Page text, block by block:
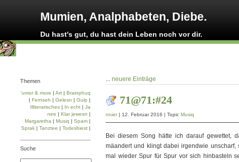
Mumien, Analphabeten, Diebe.
Du hast's gut, du hast dein Leben noch vor dir.
... neuere Einträge
71@71:#24
nnier| 12. Februar 2016 | Topic Musiq
Bei diesem Song hätte ich darauf gewettet,
mäandert und klingt dabei irgendwie
mal wieder Spur für Spur vor sich hinbasteln
Themen
'umor & more | Art | Brainphuq
| Fernseh | Gelesn | Gulp |
Illiterarisches | In echt | Ja
nee | Klar jewesn |
Margaretha | Musiq | Spam |
Sprak | Tanztee | Todesbiest |
Suche